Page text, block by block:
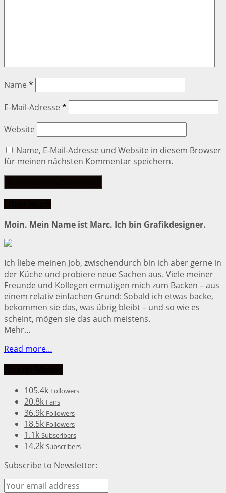
Name *
E-Mail-Adresse *
Website
Name, E-Mail-Adresse und Website in diesem Browser
für meinen nächsten Kommentar speichern.
Moin. Mein Name ist Marc. Ich bin Grafikdesigner.
Ich liebe meinen Job, zwischendurch bin ich aber gerne in
der Küche und probiere neue Sachen aus. Viele meiner
Freunde und Kollegen ermutigen mich zum Backen – aus
einem relativ einfachen Grund: Sobald ich etwas backe,
bekommen sie das, was übrig bleibt – und so wie es
scheint, mögen sie das auch meistens.
Mehr…
Read more…
105.4k Followers
20.8k Fans
36.9k Followers
18.5k Followers
1.1k Subscribers
14.2k Subscribers
Subscribe to Newsletter: